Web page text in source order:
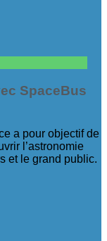
SpaceBus
a pour objectif de
l’astronomie
et le grand public.